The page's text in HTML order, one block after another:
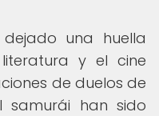
una huella
y el cine
de duelos de
han sido